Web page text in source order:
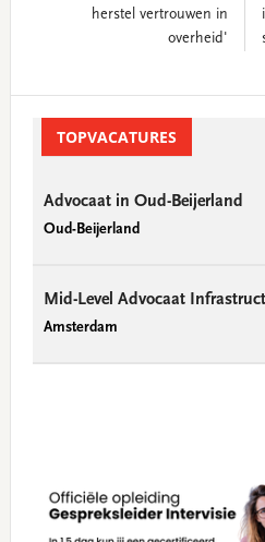
herstel vertrouwen in
overheid'
SidebarTOPVACATURES
Advocaat in Oud-Beijerland
Oud-Beijerland
Mid-Level Advocaat
Amsterdam